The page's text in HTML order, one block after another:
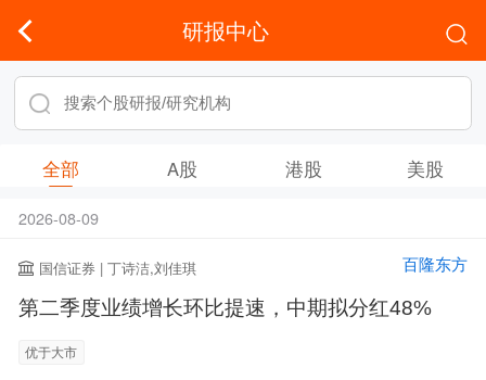
研报中心
全部 A股 港股 美股
2026-08-09
国信证券 | 丁诗洁,刘佳琪 百隆东方
第二季度业绩增长环比提速，中期拟分红48%
优于大市